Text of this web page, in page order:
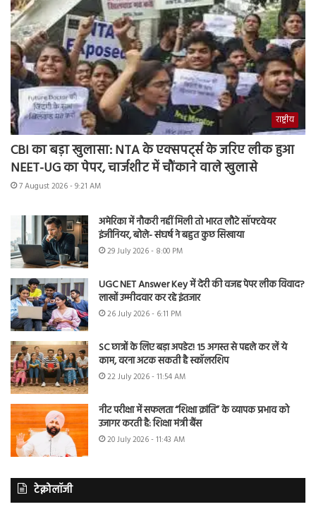
राष्ट्रीय
CBI का बड़ा खुलासा: NTA के एक्सपर्ट्स के जरिए लीक हुआ
NEET-UG का पेपर, चार्जशीट में चौंकाने वाले खुलासे
7 August 2026 - 9:21 AM
अमेरिका में नौकरी नहीं मिली तो भारत लौटे सॉफ्टवेयर
इंजीनियर, बोले- संघर्ष ने बहुत कुछ सिखाया
29 July 2026 - 8:00 PM
UGC NET Answer Key में देरी की वजह पेपर लीक विवाद?
लाखों उम्मीदवार कर रहे इंतजार
26 July 2026 - 6:11 PM
SC छात्रों के लिए बड़ा अपडेट! 15 अगस्त से पहले कर लें ये
काम, वरना अटक सकती है स्कॉलरशिप
22 July 2026 - 11:54 AM
नीट परीक्षा में सफलता “शिक्षा क्रांति” के व्यापक प्रभाव को
उजागर करती है: शिक्षा मंत्री बैंस
20 July 2026 - 11:43 AM
टेक्नोलॉजी